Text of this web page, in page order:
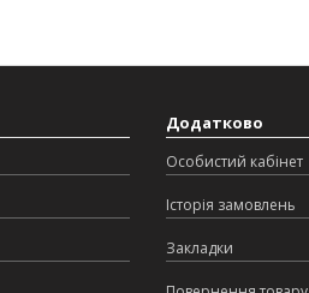
Додатково
Особистий кабінет
Історія замовлень
Закладки